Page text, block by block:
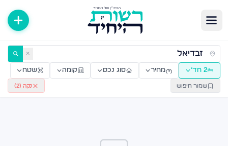
דירות למכירה ולהשכרה — רשות היחיד ✕
2 חד׳ מחיר סוג נכס קומה שטח
שמור חיפוש נקה (2
)